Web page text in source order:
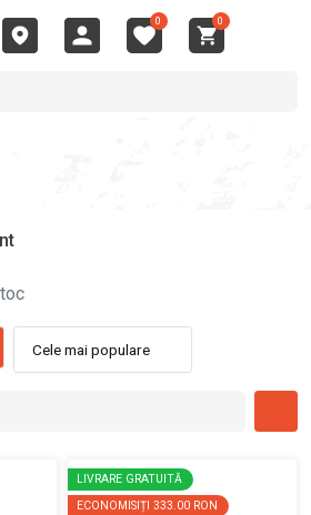
0 0
Cele mai populare
LIVRARE GRATUITĂ
ECONOMISIȚI 333.00 RON